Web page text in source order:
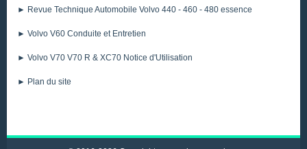
► Revue Technique Automobile Volvo 440 - 460 - 480 essence
► Volvo V60 Conduite et Entretien
► Volvo V70 V70 R & XC70 Notice d'Utilisation
► Plan du site